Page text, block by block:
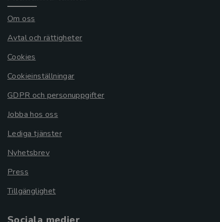
Om oss
Avtal och rättigheter
Cookies
Cookieinställningar
GDPR och personuppgifter
Jobba hos oss
Lediga tjänster
Nyhetsbrev
Press
Tillgänglighet